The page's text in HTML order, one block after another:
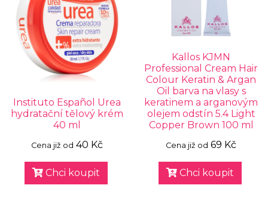
Instituto Español Urea
hydratační tělový krém
40 ml
Cena již od 40 Kč
Chci koupit
Kallos KJMN
Professional Cream Hair
Colour Keratin & Argan
Oil barva na vlasy s
keratinem a arganovým
olejem odstín 5.4 Light
Copper Brown 100 ml
Cena již od 69 Kč
Chci koupit